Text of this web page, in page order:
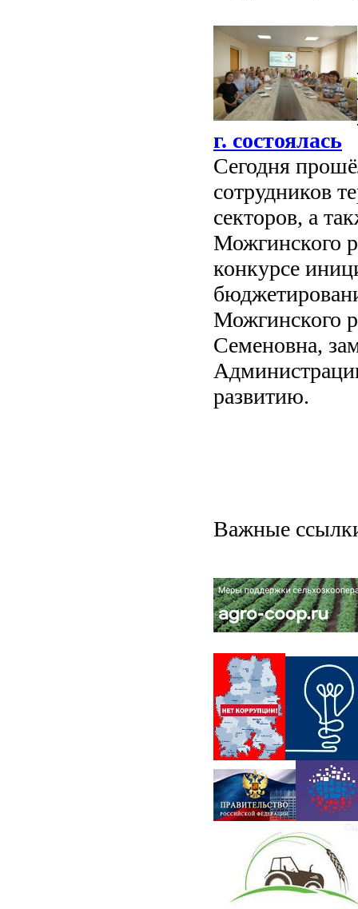
г. состоялась
Сегодня
сотрудников
секторов, а
Можгинского
конкурсе
Можгинского
Семеновна,
развитию.
Важные